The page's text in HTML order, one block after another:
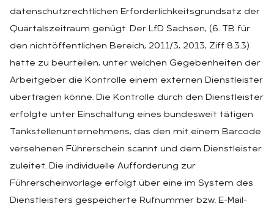
datenschutzrechtlichen Erforderlichkeitsgrundsatz der
Quartalszeitraum genügt. Der LfD Sachsen, (6. TB für
den nichtöffentlichen Bereich, 2011/3, 2013, Ziff 8.3.3)
hatte zu beurteilen, unter welchen Gegebenheiten der
Arbeitgeber die Kontrolle einem externen Dienstleister
übertragen könne. Die Kontrolle durch den Dienstleister
erfolgte unter Einschaltung eines bundesweit tätigen
Tankstellenunternehmens, das den mit einem Barcode
versehenen Führerschein scannt und dem Dienstleister
zuleitet. Die individuelle Aufforderung zur
Führerscheinvorlage erfolgt über eine im System des
Dienstleisters gespeicherte Rufnummer bzw. E-Mail-